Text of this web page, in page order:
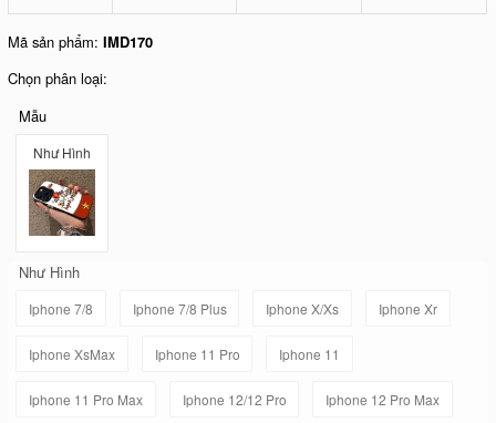
Mã sản phẩm:IMD170
Chọn phân loại:
Mẫu
Như Hình
Như Hình
Iphone 7/8 Iphone 7/8 Plus Iphone X/Xs Iphone Xr
Iphone XsMax Iphone 11 Pro Iphone 11
Iphone 11 Pro Max Iphone 12/12 Pro Iphone 12 Pro Max